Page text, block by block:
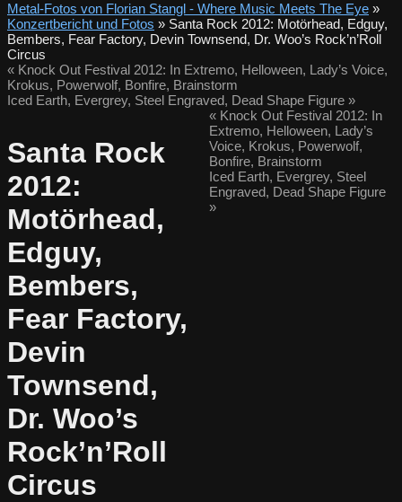
Metal-Fotos von Florian Stangl - Where Music Meets The Eye »
Konzertbericht und Fotos » Santa Rock 2012: Motörhead, Edguy,
Bembers, Fear Factory, Devin Townsend, Dr. Woo’s Rock’n’Roll
Circus
« Knock Out Festival 2012: In Extremo, Helloween, Lady’s Voice,
Krokus, Powerwolf, Bonfire, Brainstorm
Iced Earth, Evergrey, Steel Engraved, Dead Shape Figure »
Santa Rock
2012:
Motörhead,
Edguy,
Bembers,
Fear Factory,
Devin
Townsend,
Dr. Woo’s
Rock’n’Roll
Circus
«Knock Out Festival 2012: In
Extremo, Helloween, Lady’s
Voice, Krokus, Powerwolf,
Bonfire, Brainstorm
Iced Earth, Evergrey, Steel
Engraved, Dead Shape Figure
»